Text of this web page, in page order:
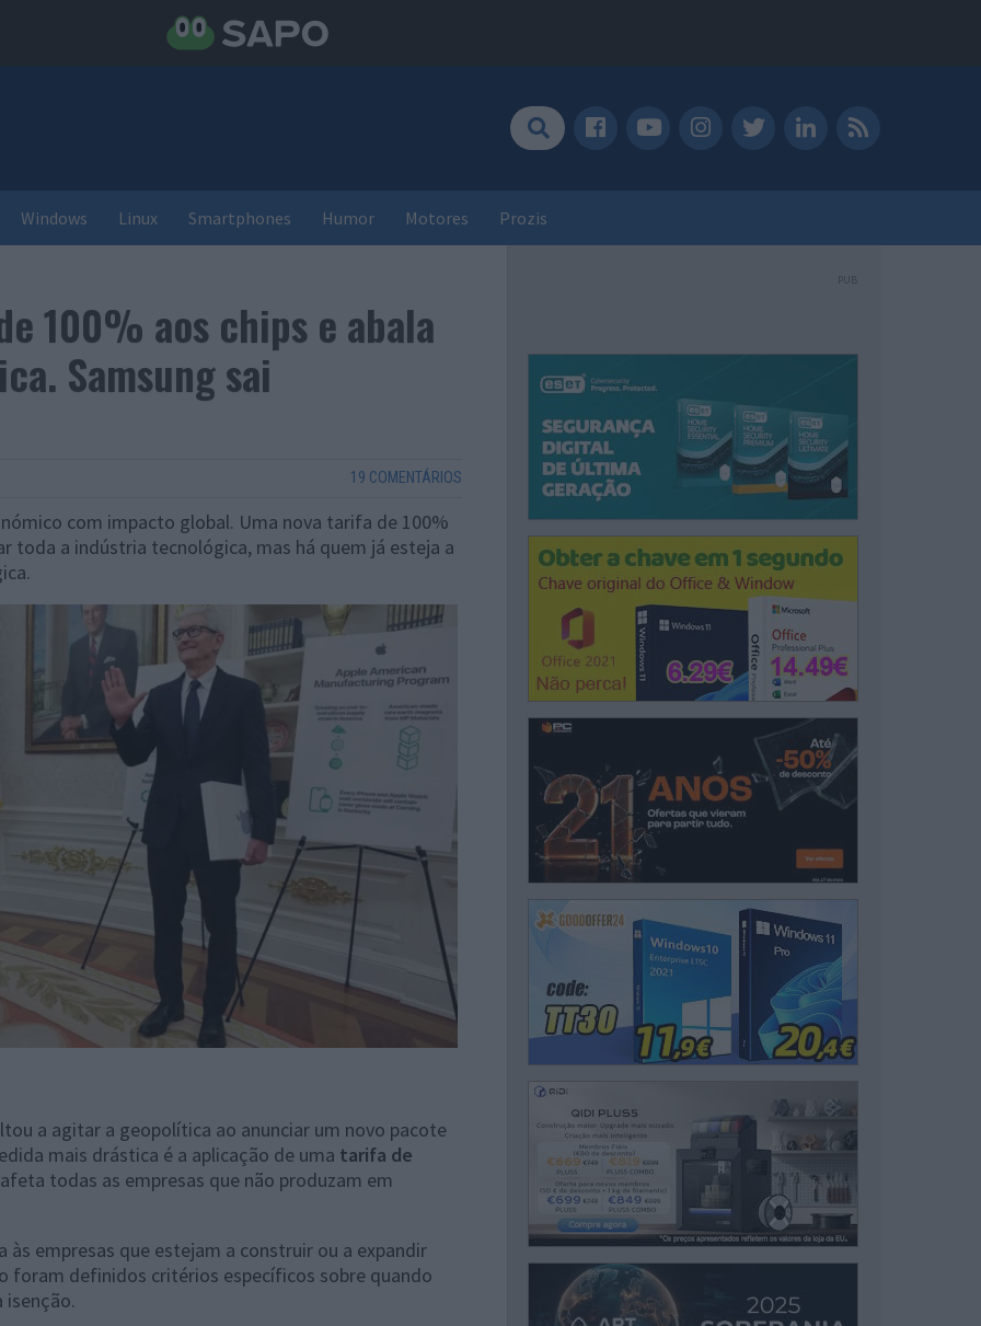
Windows Linux Smartphones Humor Motores Prozis
100% aos chips e abala
Samsung sai
19 COMENTÁRIOS
com impacto global. Uma nova tarifa de 100%
toda a indústria tecnológica, mas há quem já esteja a
a agitar a geopolítica ao anunciar um novo pacote
mais drástica é a aplicação de uma tarifa de
todas as empresas que não produzam em
às empresas que estejam a construir ou a expandir
foram definidos critérios específicos sobre quando
isenção.
PUB